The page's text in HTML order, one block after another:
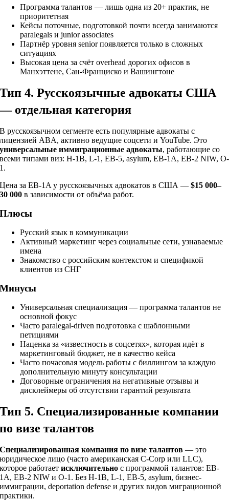
Программа талантов — лишь одна из 20+ практик, не
приоритетная
Кейсы поточные, подготовкой почти всегда занимаются
paralegals и junior associates
Партнёр уровня senior появляется только в сложных
ситуациях
Высокая цена за счёт overhead дорогих офисов в
Манхэттене, Сан-Франциско и Вашингтоне
Тип 4. Русскоязычные адвокаты США
— отдельная категория
В русскоязычном сегменте есть популярные адвокаты с
лицензией ABA, активно ведущие соцсети и YouTube. Это
универсальные иммиграционные адвокаты, работающие со
всеми типами виз: H-1B, L-1, EB-5, asylum, EB-1A, EB-2 NIW, O-
1.
Цена за EB-1A у русскоязычных адвокатов в США —$15 000–
30 000 в зависимости от объёма работ.
Плюсы
Русский язык в коммуникации
Активный маркетинг через социальные сети, узнаваемые
имена
Знакомство с российским контекстом и спецификой
клиентов из СНГ
Минусы
Универсальная специализация — программа талантов не
основной фокус
Часто paralegal-driven подготовка с шаблонными
петициями
Наценка за «известность в соцсетях», которая идёт в
маркетинговый бюджет, не в качество кейса
Часто почасовая модель работы с биллингом за каждую
дополнительную минуту консультации
Договорные ограничения на негативные отзывы и
дисклеймеры об отсутствии гарантий результата
Тип 5. Специализированные компании
по визе талантов
Специализированная компания по визе талантов — это
юридическое лицо (часто американская C-Corp или LLC),
которое работаетисключительно с программой талантов: EB-
1A, EB-2 NIW и O-1. Без H-1B, L-1, EB-5, asylum, бизнес-
иммиграции, deportation defense и других видов миграционной
практики.